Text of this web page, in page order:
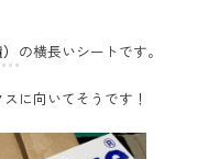
の横長いシートです。
に向いてそうです！